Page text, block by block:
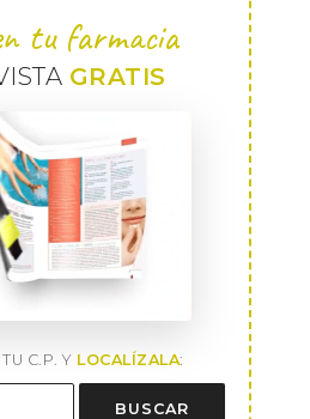
tu farmacia
GRATIS
C.P. Y LOCALÍZALA:
BUSCAR